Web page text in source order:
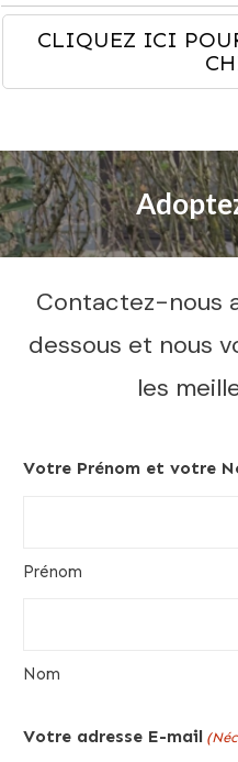
CLIQUEZ ICI
Contactez-nous
dessous et nous
les
Votre Prénom et votre
Prénom
Nom
Votre adresse E-mail